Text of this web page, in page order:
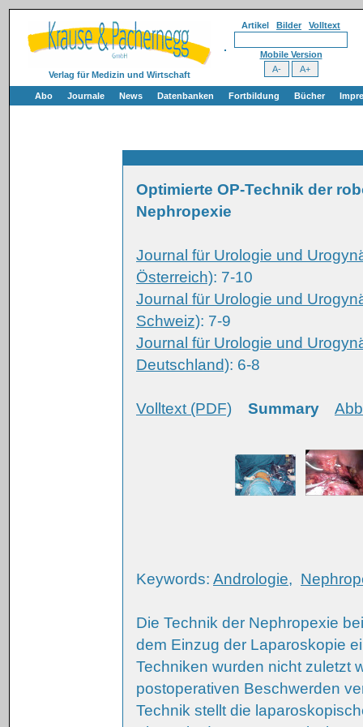
Verlag für Medizin und Wirtschaft
Artikel Bilder Volltext
Mobile Version
Abo Journale News Datenbanken Fortbildung Bücher
Optimierte OP-Technik der
Nephropexie
Journal für Urologie und
Österreich): 7-10
Journal für Urologie und
Schweiz): 7-9
Journal für Urologie und
Deutschland): 6-8
Volltext (PDF) Summary
Keywords: Andrologie,
Die Technik der Nephropexie
dem Einzug der Laparoskopie
Techniken wurden nicht zuletzt
postoperativen Beschwerden
Technik stellt die